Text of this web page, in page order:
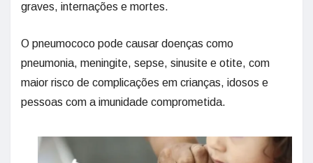
graves, internações e mortes.
O pneumococo pode causar doenças como
pneumonia, meningite, sepse, sinusite e otite, com
maior risco de complicações em crianças, idosos e
pessoas com a imunidade comprometida.